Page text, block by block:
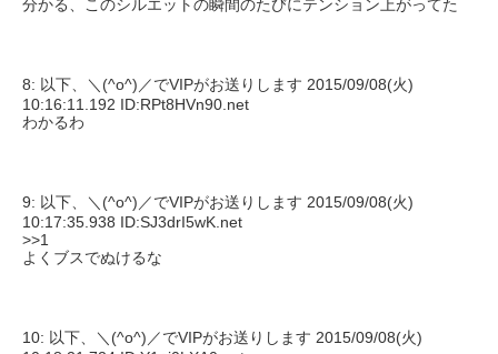
分かる、このシルエットの瞬間のたびにテンション上がってた
8: 以下、＼(^o^)／でVIPがお送りします 2015/09/08(火)
10:16:11.192 ID:RPt8HVn90.net
わかるわ
9: 以下、＼(^o^)／でVIPがお送りします 2015/09/08(火)
10:17:35.938 ID:SJ3drI5wK.net
>>1
よくブスでぬけるな
10: 以下、＼(^o^)／でVIPがお送りします 2015/09/08(火)